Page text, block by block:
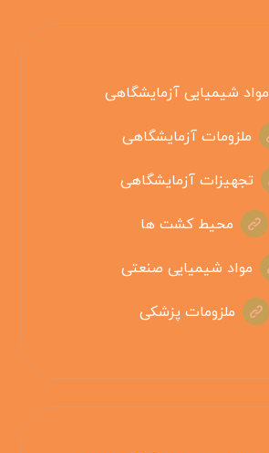
مواد شیمیایی آزمایشگاهی
ملزومات آزمایشگاهی
تجهیزات آزمایشگاهی
محیط کشت ها
مواد شیمیایی صنعتی
ملزومات پزشکی